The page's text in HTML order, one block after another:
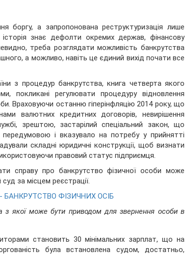
боргу, а запропонована реструктуризація лише
знає дефолти окремих держав, фінансову
треба розглядати можливість банкрутства
а можливо, навіть це єдиний вихід почати все
з процедур банкрутства, книга четверта якого
покликані регулювати процедуру відновлення
Враховуючи останню гіперінфляцію 2014 року, що
валютних кредитних договорів, невирішення
зрештою, застарілий спеціальний закон, що
і вказувало на потребу у прийнятті
складні юридичні конструкції, щоб визнати
правовий статус підприємця.
справу про банкрутство фізичної особи може
за місцем реєстрації.
БАНКРУТСТВО ФІЗИЧНИХ ОСІБ
з якої може бути приводом для звернення особи в
становить 30 мінімальних зарплат, що на
була встановлена судом, достатньо,